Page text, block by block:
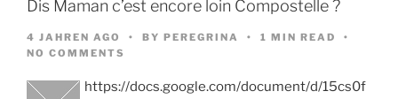
Dis Maman c’est encore loin Compostelle ?
4 JAHREN AGO BY PEREGRINA
1 MIN READ
NO COMMENTS
https://docs.google.com/document/d/15cs0f